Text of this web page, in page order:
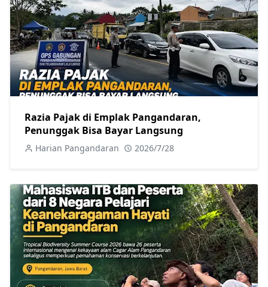
Razia Pajak di Emplak Pangandaran,
Penunggak Bisa Bayar Langsung
Harian Pangandaran 2026/7/28